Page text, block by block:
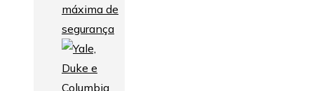
máxima de
segurança